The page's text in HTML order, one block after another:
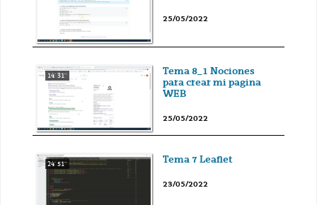
25/05/2022
14' 31''
Tema 8_1 Nociones
para crear mi pagina
WEB
25/05/2022
24' 51'' Tema 7 Leaflet
23/05/2022